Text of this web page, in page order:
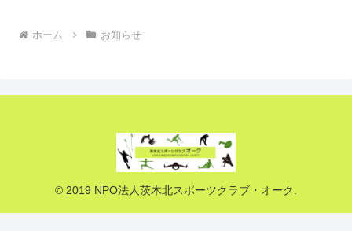
ホーム お知らせ
© 2019 NPO法人茨木北スポーツクラブ・オーク.